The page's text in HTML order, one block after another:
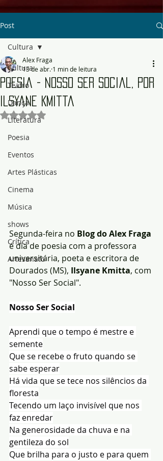
Post
Cultura
Teatro
Dança
Literatura
Poesia
Eventos
Artes Plásticas
Cinema
Música
shows
Crítica
Artesanato
Cultura
Poesia - Nosso Ser Social, por
Ilsyane Kmitta
Alex Fraga
13 de abr. 1 min de leitura
Avaliado com NaN de 5 estrelas.
Segunda-feira no Blog do Alex Fraga
é dia de poesia com a professora
universitária, poeta e escritora de
Dourados (MS), Ilsyane Kmitta, com
"Nosso Ser Social".
Nosso Ser Social
Aprendi que o tempo é mestre e
semente
Que se recebe o fruto quando se
sabe esperar
Há vida que se tece nos silêncios da
floresta
Tecendo um laço invisível que nos
faz enredar
Na generosidade da chuva e na
gentileza do sol
Que brilha para o justo e para quem